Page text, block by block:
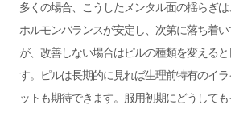
多くの場合、こうしたメンタル面の揺らぎ
ホルモンバランスが安定し、次第に落ち着
が、改善しない場合はピルの種類を変える
す。ピルは長期的に見れば生理前特有のイ
ットも期待できます。服用初期にどうして